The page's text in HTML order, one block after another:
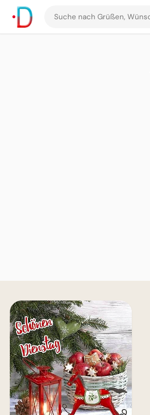
Suche
nach